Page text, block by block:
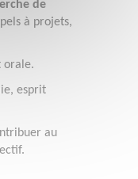
de
à projets,
orale.
esprit
au